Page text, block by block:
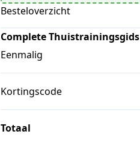
Besteloverzicht
Complete Thuistrainingsgids
Eenmalig
Kortingscode
Totaal